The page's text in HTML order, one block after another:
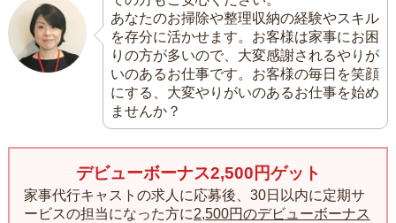
あなたのお掃除や整理収納の経験やスキル
を存分に活かせます。お客様は家事にお困
りの方が多いので、大変感謝されるやりが
いのあるお仕事です。お客様の毎日を笑顔
にする、大変やりがいのあるお仕事を始め
ませんか？
デビューボーナス2,500円ゲット
家事代行キャストの求人に応募後、30日以内に定期サ
ービスの担当になった方に2,500円のデビューボーナス